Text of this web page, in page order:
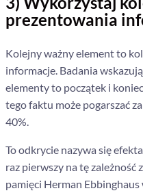
prezentowania
Kolejny ważny element to
informacje. Badania
elementy to początek i
tego faktu może pogarszać
40%.
To odkrycie nazywa się
raz pierwszy na tę zależność
pamięci Herman Ebbinghaus